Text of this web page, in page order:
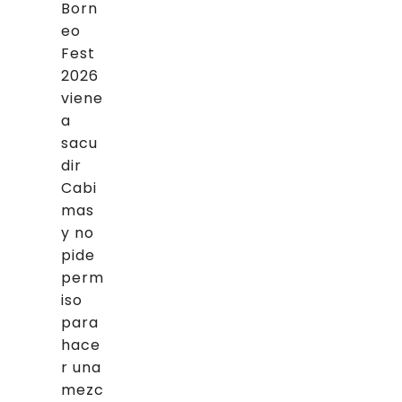
Born
eo
Fest
2026
viene
a
sacu
dir
Cabi
mas
y no
pide
perm
iso
para
hace
r una
mezc